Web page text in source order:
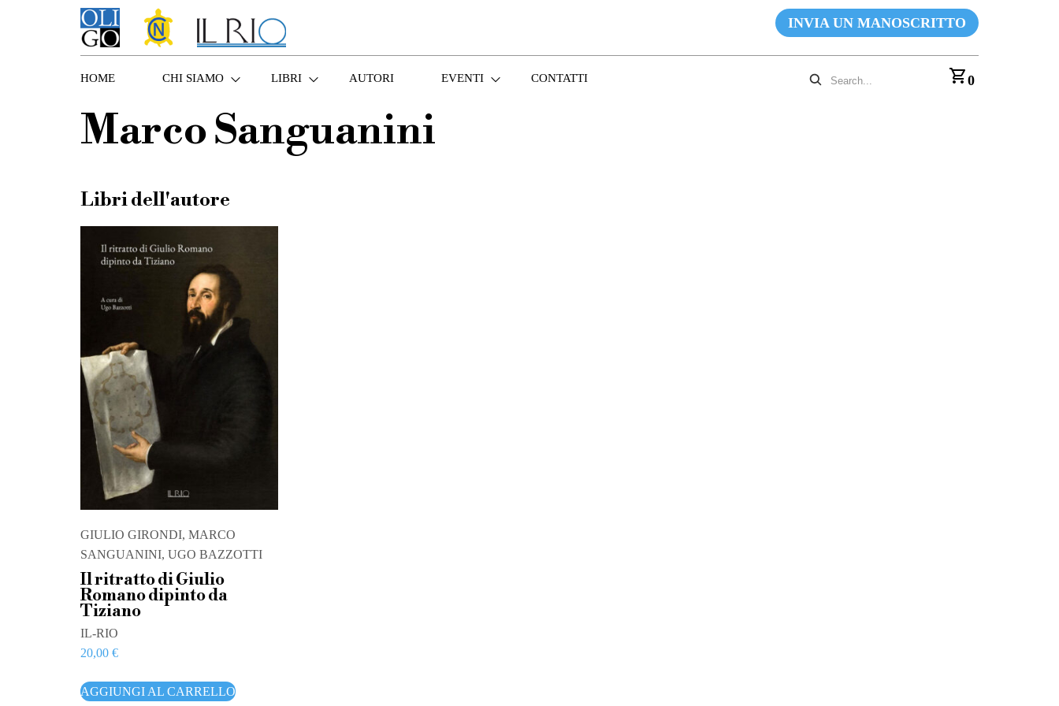
INVIA UN MANOSCRITTO
HOME CHI SIAMO LIBRI AUTORI EVENTI CONTATTI 0
Marco Sanguanini
Libri dell'autore
GIULIO GIRONDI, MARCO
SANGUANINI, UGO BAZZOTTI
Il ritratto di Giulio
Romano dipinto da
Tiziano
IL-RIO
20,00 €
AGGIUNGI AL CARRELLO